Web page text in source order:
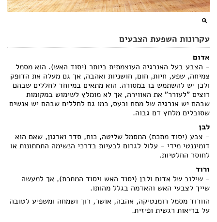
עקרונות השפעת הצבעים
אדום
- הצבע בעל האנרגיה העוצמתית ביותר (יסוד האש). הוא מסמל
צמיחה, שפע, חיות, חום, חושניות ואהבה, אך גם מעלה את הדופק
ולכן יש להשתמש בו במסורה. הוא מתאים במיוחד לחללים שבהם
רוצים "לעורר" את האווירה, אך לא מומלץ לשימוש במקומות
שבהם יש אנרגיה של מתח וכעס, כמו גם לחללים שבהם יש אנשים
שסובלים מלחץ דם גבוה.
לבן
- צבע (יסוד מתכת) המסמל שליטה, כוח, סדר וארגון, שאם הוא
דומיננטי מידי - עלול לגרום לבעיות בדרכי הנשימה התחתונות או
לחוסר החלטיות.
ורוד
- שילוב של אדום ולבן (יסוד האש ויסוד המתכת), אך למעשה
שייך לצבעי האש והאדמה בגלל מהותו.
הוורוד מסמל רומנטיקה, אהבה, אושר, רוך ושמחה ומשפיע לטובה
על בריאות רגשית ופיזית.